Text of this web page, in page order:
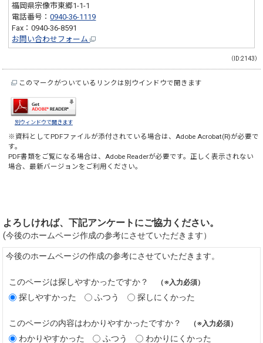
福岡県宗像市東郷1-1-1
電話番号：0940-36-1119
Fax：0940-36-8591
お問い合わせフォーム
（ID:2143）
このマークがついているリンクは別ウインドウで開きます
別ウィンドウで開きます
※資料としてPDFファイルが添付されている場合は、Adobe Acrobat(R)が必要で
す。
PDF書類をご覧になる場合は、Adobe Readerが必要です。正しく表示されない
場合、最新バージョンをご利用ください。